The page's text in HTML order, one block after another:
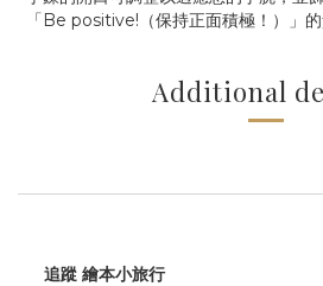
「Be positive!（保持正面積極！）」的
Additional
追蹤 繪本小旅行